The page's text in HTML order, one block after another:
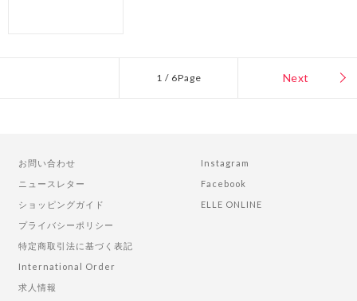
1 / 6Page Next
お問い合わせ
ニュースレター
ショッピングガイド
プライバシーポリシー
特定商取引法に基づく表記
International Order
求人情報
Instagram
Facebook
ELLE ONLINE